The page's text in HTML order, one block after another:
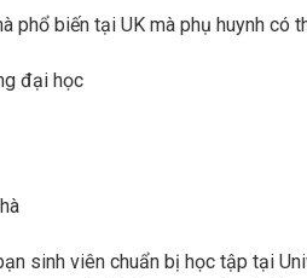
phổ biến tại UK mà phụ huynh có
đại học
sinh viên chuẩn bị học tập tại